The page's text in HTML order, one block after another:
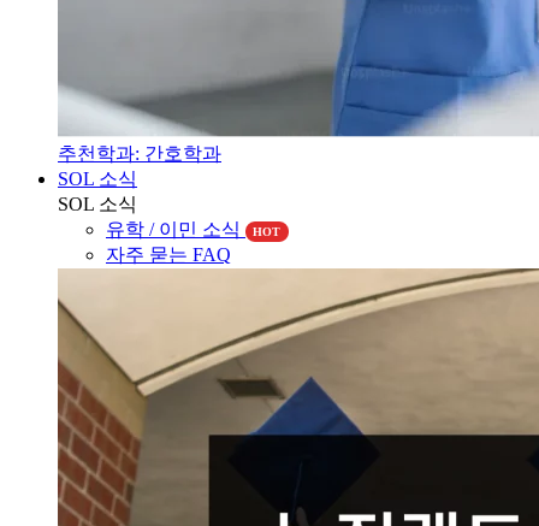
추천학과: 간호학과
SOL 소식
SOL 소식